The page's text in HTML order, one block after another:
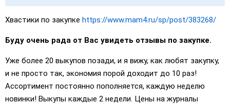
Хвастики по закупке https://www.mam4.ru/sp/post/383268/
Буду очень рада от Вас увидеть отзывы по закупке.
Уже более 20 выкупов позади, и я вижу, как любят закупку,
и не просто так, экономия порой доходит до 10 раз!
Ассортимент постоянно пополняется, каждую неделю
новинки! Выкупы каждые 2 недели. Цены на журналы